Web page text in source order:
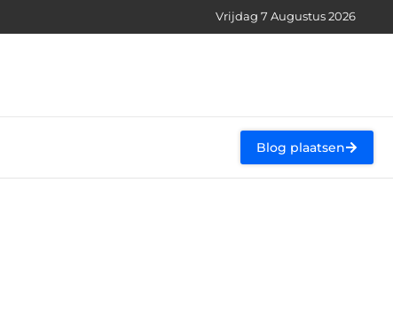
Vrijdag 7 Augustus 2026
Blog plaatsen